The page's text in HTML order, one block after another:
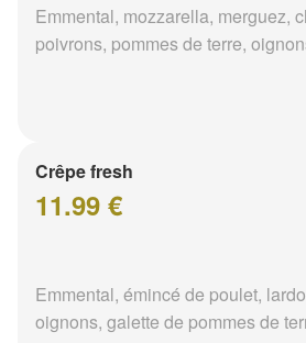
Emmental, mozzarella, merguez,
poivrons, pommes de terre,
Crêpe fresh
11.99 €
Emmental, émincé de poulet,
oignons, galette de pommes de